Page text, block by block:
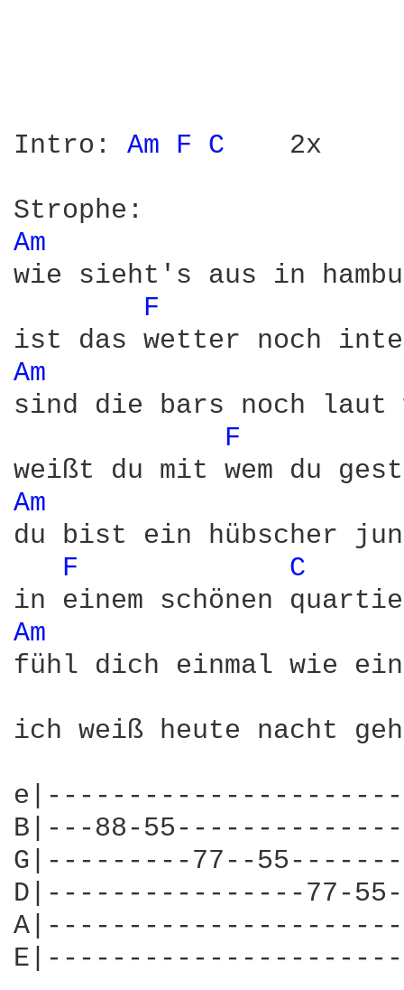
Intro: Am F C
   2x
Am
wie sieht's aus in
F
Am
sind die bars noch laut
F
Am
du bist ein hübscher
F
C
Am
fühl dich einmal wie
ich weiß heute nacht
B|---88-
G|---------77--
D|----------------77-